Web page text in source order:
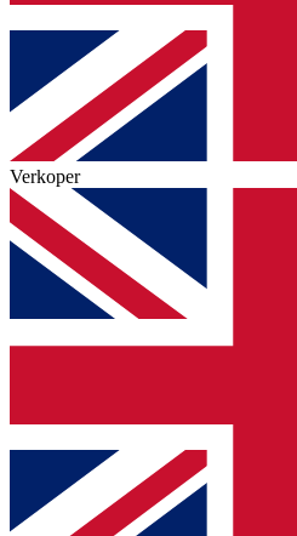
Verkoper